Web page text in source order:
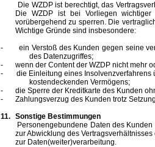
Die WZDP ist berechtigt, das
Die WZDP ist bei Vorliegen
vorübergehend zu sperren. Die
Wichtige Gründe sind insbesondere:
-
ein Verstoß des Kunden gegen seine
des Datenzugriffes;
-
wenn der Content der WZDP nicht mehr
-
die Einleitung eines
kostendeckenden Vermögens;
-
die Sperre der Kreditkarte des Kunden
-
Zahlungsverzug des Kunden trotz
11. Sonstige Bestimmungen
Personengebundene Daten des Kunden
zur Abwicklung des
zur Daten(weiter)verarbeitung.